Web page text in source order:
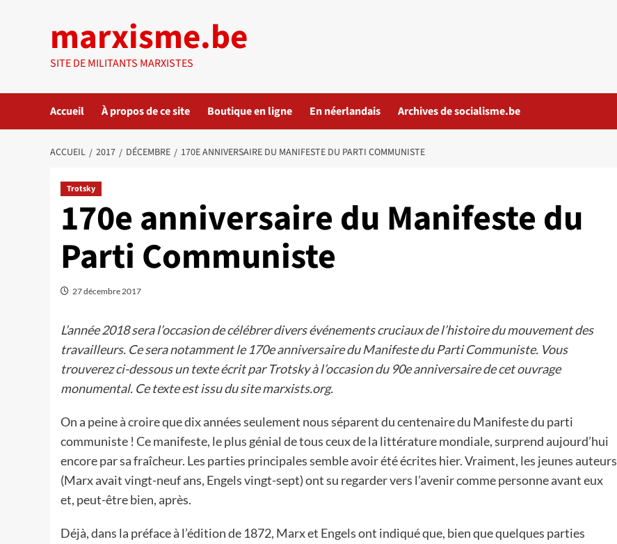
marxisme.be
SITE DE MILITANTS MARXISTES
Accueil À propos de ce site Boutique en ligne En néerlandais Archives de socialisme.be
ACCUEIL 2017 DÉCEMBRE 170E ANNIVERSAIRE DU MANIFESTE DU PARTI COMMUNISTE
Trotsky
170e anniversaire du Manifeste du
Parti Communiste
27 décembre 2017
L’année 2018 sera l’occasion de célébrer divers événements cruciaux de l’histoire du mouvement des
travailleurs. Ce sera notamment le 170e anniversaire du Manifeste du Parti Communiste. Vous
trouverez ci-dessous un texte écrit par Trotsky à l’occasion du 90e anniversaire de cet ouvrage
monumental. Ce texte est issu du sitemarxists.org.
On a peine à croire que dix années seulement nous séparent du centenaire du Manifeste du parti
communiste ! Ce manifeste, le plus génial de tous ceux de la littérature mondiale, surprend aujourd’hui
encore par sa fraîcheur. Les parties principales semble avoir été écrites hier. Vraiment, les jeunes auteurs
(Marx avait vingt-neuf ans, Engels vingt-sept) ont su regarder vers l’avenir comme personne avant eux
et, peut-être bien, après.
Déjà, dans la préface à l’édition de 1872, Marx et Engels ont indiqué que, bien que quelques parties